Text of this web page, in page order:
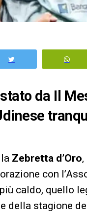
da Il
Zebretta d’Oro
con
caldo, quello
della stagione